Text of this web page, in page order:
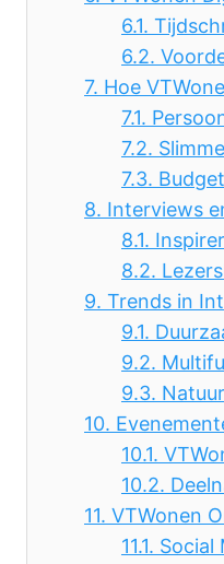
6.1.
6.2.
7. Hoe
7.1.
7.2.
7.3.
8. Interviews
8.1.
8.2.
9. Trends in
9.1.
9.2.
9.3.
10.
10.1.
10.2.
11. VTWonen
11.1. Social